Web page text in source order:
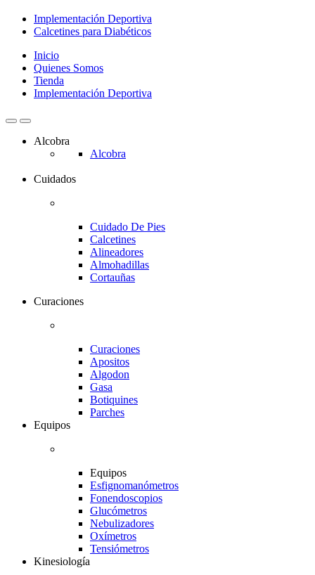
Implementación Deportiva
Calcetines para Diabéticos
Inicio
Quienes Somos
Tienda
Implementación Deportiva
Alcobra
Alcobra
Cuidados
Cuidado De Pies
Calcetines
Alineadores
Almohadillas
Cortauñas
Curaciones
Curaciones
Apositos
Algodon
Gasa
Botiquines
Parches
Equipos
Equipos
Esfignomanómetros
Fonendoscopios
Glucómetros
Nebulizadores
Oxímetros
Tensiómetros
Kinesiología